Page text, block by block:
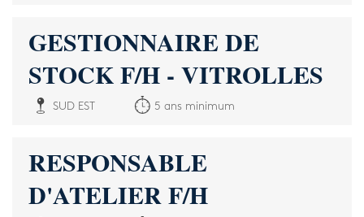
GESTIONNAIRE DE
STOCK F/H - VITROLLES
SUD EST 5 ans minimum
RESPONSABLE
D'ATELIER F/H